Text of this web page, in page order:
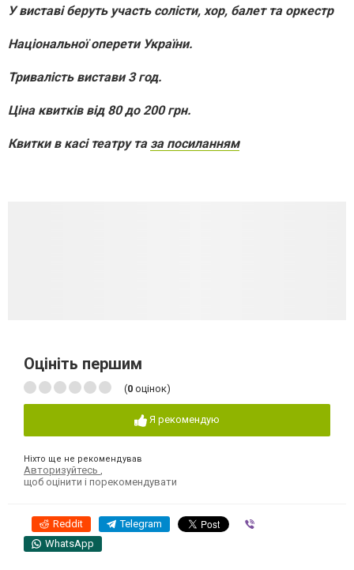
У виставі беруть участь солісти, хор, балет та оркестр
Національної оперети України.
Тривалість вистави 3 год.
Ціна квитків від 80 до 200 грн.
Квитки в касі театру та за посиланням
Оцініть першим
(0 оцінок)
Я рекомендую
Ніхто ще не рекомендував
Авторизуйтесь
щоб оцінити і порекомендувати
Reddit Telegram
WhatsApp